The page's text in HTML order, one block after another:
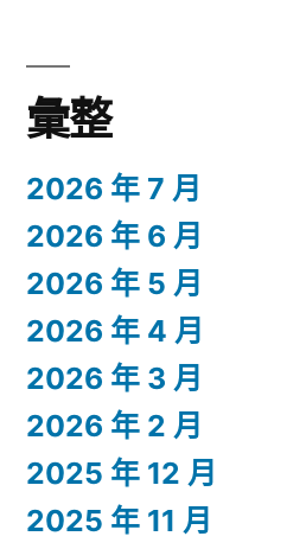
彙整
2026 年 7 月
2026 年 6 月
2026 年 5 月
2026 年 4 月
2026 年 3 月
2026 年 2 月
2025 年 12 月
2025 年 11 月